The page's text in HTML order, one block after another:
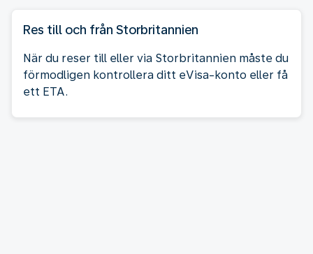
Res till och från Storbritannien
När du reser till eller via Storbritannien måste du
förmodligen kontrollera ditt eVisa-konto eller få
ett ETA.